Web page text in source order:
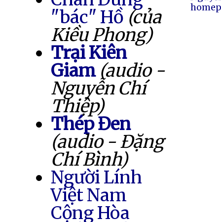
"bác" Hồ (của
Kiều Phong)
Trại Kiên
Giam (audio -
Nguyễn Chí
Thiệp)
Thép Đen
(audio - Đặng
Chí Bình)
Người Lính
Việt Nam
Cộng Hòa